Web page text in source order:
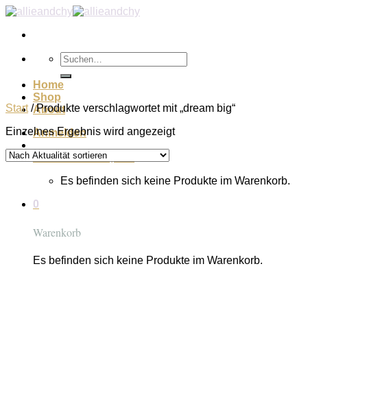
Zum
springen
Suchen
nach:
Home
Shop
About
Anmelden
Warenkorb /€0,00
Es befinden sich keine Produkte im Warenkorb.
0
Warenkorb
Es befinden sich keine Produkte im Warenkorb.
Start /Produkte verschlagwortet mit „dream big“
Einzelnes Ergebnis wird angezeigt